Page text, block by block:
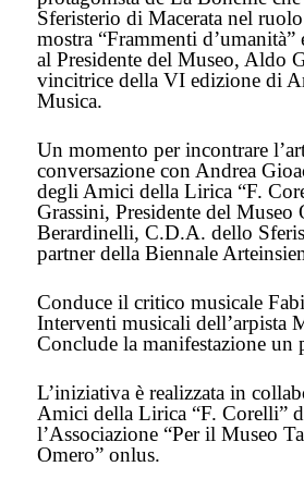
Sferisterio di Macerata nel
mostra “Frammenti d’umanità”
al Presidente del Museo, Aldo
vincitrice della VI edizione di
Musica.
Un momento per incontrare
conversazione con Andrea
degli Amici della Lirica “F.
Grassini, Presidente del Museo
Berardinelli, C.D.A. dello
partner della Biennale
Conduce il critico musicale
Interventi musicali dell’arpista
Conclude la manifestazione un
L’iniziativa è realizzata in
Amici della Lirica “F. Corelli”
l’Associazione “Per il Museo
Omero” onlus.